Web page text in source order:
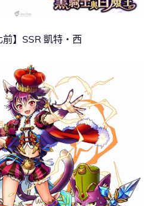
】SSR 凱特‧西